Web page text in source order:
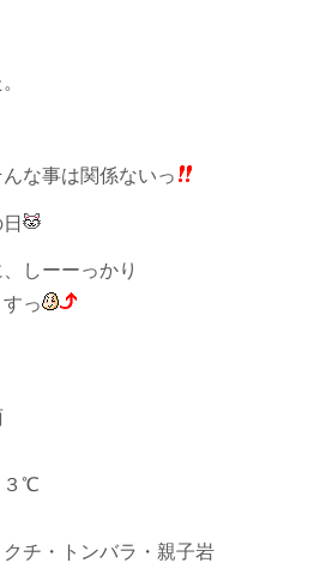
な事は関係ないっ
しーーっかり
っ
３℃
チ・トンバラ・親子岩